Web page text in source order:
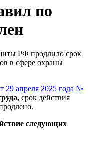
по
РФ продлило срок
в сфере охраны
29 апреля 2025 года №
срок действия
следующих